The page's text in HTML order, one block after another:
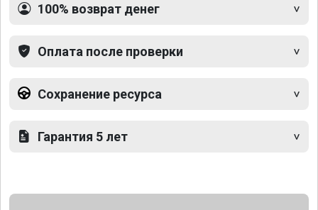
100% возврат денег
Оплата после проверки
Сохранение ресурса
Гарантия 5 лет